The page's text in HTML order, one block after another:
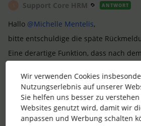
Support Core HRM ANTWORT
Hallo @Michelle Mentelis,
bitte entschuldige die späte
Eine derartige Funktion, dass nach
vonNotizen Benachrichtigungen
derzeit leider noch nicht abzubilden
In unserer Personio Online
Wünsche und Ideen unserer
Bereichins Leben gerufen. Hier kannst
mit anderen Personio
Wir verwenden Cookies
Nutzungserlebnis auf unserer
Sie helfen uns besser zu
Websites genutzt wird, damit wir
anpassen und Werbung schalten